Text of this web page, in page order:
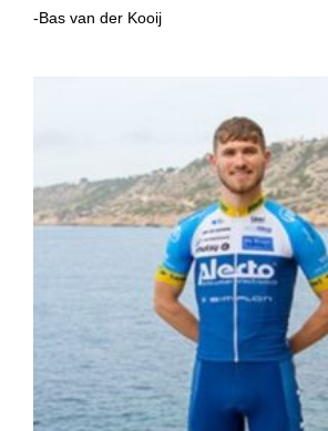
-Bas van der Kooij